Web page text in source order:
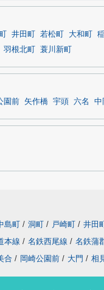
井田町 若松町 大和町
羽根北町 蓑川新町
園前 矢作橋 宇頭 六名 中
島町 / 洞町 / 戸崎町 / 井田
本線 / 名鉄西尾線 / 名鉄蒲
合 / 岡崎公園前 / 大門 / 相